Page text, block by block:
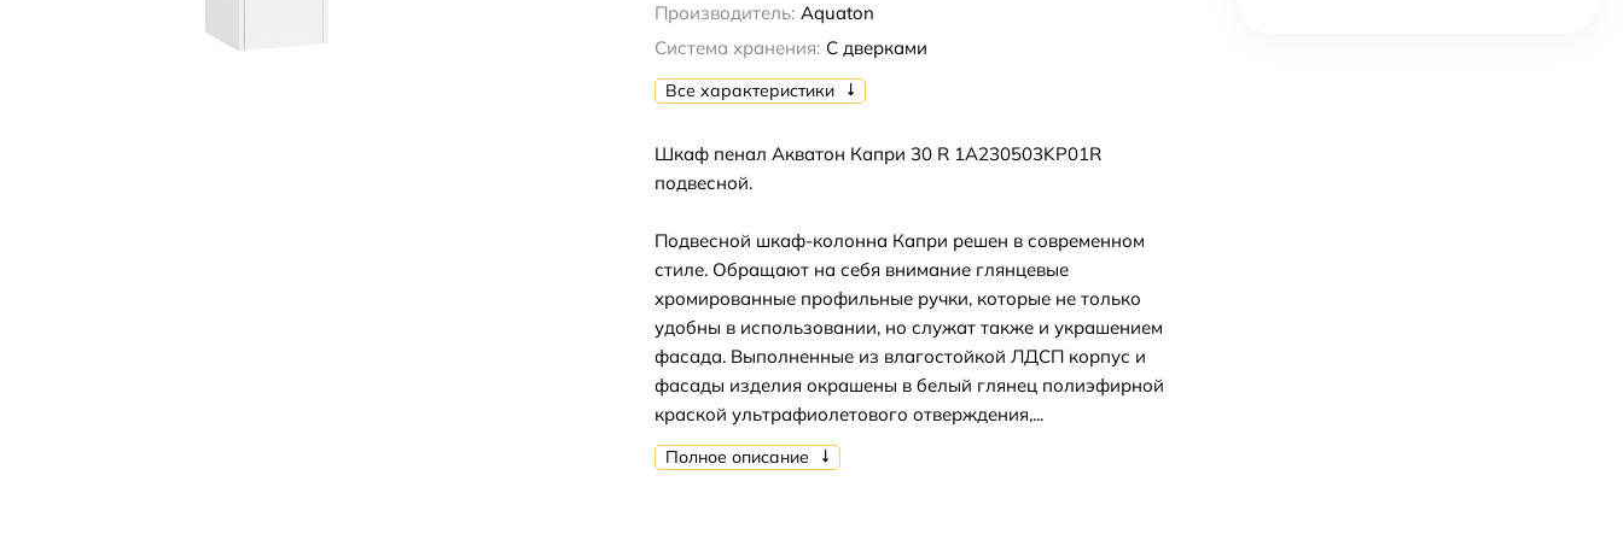
Производитель: Aquaton
Система хранения: С дверками
Все характеристики
Шкаф пенал Акватон Капри 30 R 1A230503KP01R
подвесной.
Подвесной шкаф-колонна Капри решен в современном
стиле. Обращают на себя внимание глянцевые
хромированные профильные ручки, которые не только
удобны в использовании, но служат также и украшением
фасада. Выполненные из влагостойкой ЛДСП корпус и
фасады изделия окрашены в белый глянец полиэфирной
краской ультрафиолетового отверждения,...
Полное описание